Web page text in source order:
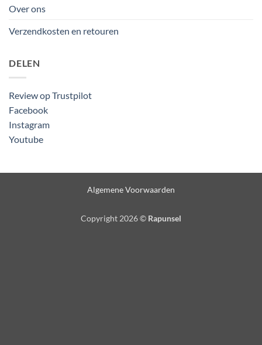
Over ons
Verzendkosten en retouren
DELEN
Review op Trustpilot
Facebook
Instagram
Youtube
Algemene Voorwaarden
Copyright 2026 © Rapunsel